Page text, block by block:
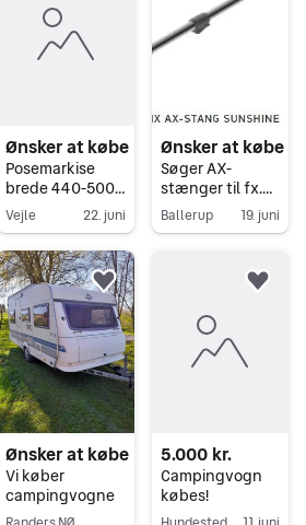
Ønsker at købe
Posemarkise
brede 440-500
cm. Udhæng 2,5
meter. Gerne
med sider og
front. Ska...
Vejle 22. juni
Gå til annoncen
Ønsker at købe
Søger AX-
stænger til fx.
Sunshine, 250
dyb.
Ballerup 19. juni
Ønsker at købe
Vi køber
campingvogne
Føj til favoritter.
5.000 kr.
Campingvogn
købes!